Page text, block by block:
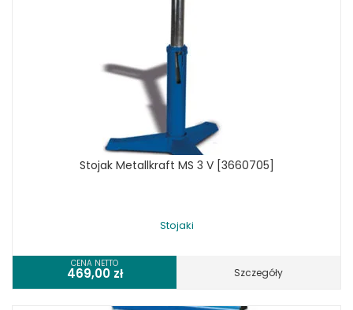
Stojak Metallkraft MS 3 V [3660705]
Stojaki
CENA NETTO
469,00 zł Szczegóły